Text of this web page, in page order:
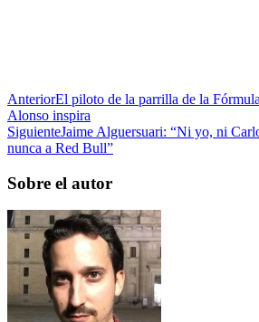
AnteriorEl piloto de la parrilla de la
Alonso inspira
SiguienteJaime Alguersuari: “Ni yo, ni
nunca a Red Bull”
Sobre el autor